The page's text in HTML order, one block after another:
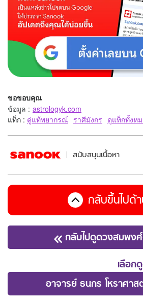
ขอขอบคุณ
ข้อมูล : astrologyk.com
แท็ก : คู่แท้พยากรณ์ ราศีมังกร ดูแท็กทั้งห
สนับสนุนเนื้อหา
กลับขึ้นไปด้
กลับไปดูดวงสมพง
เลือก
อาจารย์ ธนกร โหราศาส